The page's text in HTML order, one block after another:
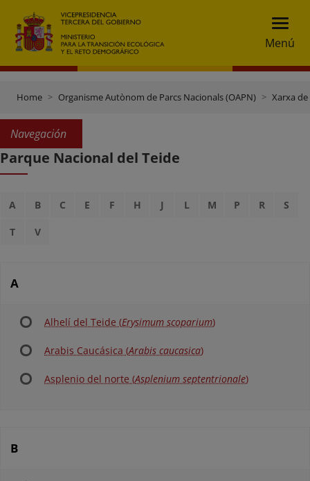
Menú
Home Organisme Autònom de Parcs Nacionals (OAPN) Xarxa
Navegación
Parque Nacional del Teide
A B C E F H J L M P R S
T V
A
Alhelí del Teide (Erysimum scoparium)
Arabis Caucásica (Arabis caucasica)
Asplenio del norte (Asplenium septentrionale)
B